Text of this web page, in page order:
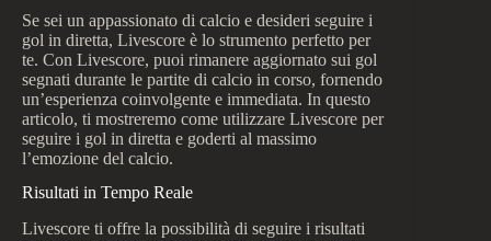
Se sei un appassionato di calcio e desideri seguire i
gol in diretta, Livescore è lo strumento perfetto per
te. Con Livescore, puoi rimanere aggiornato sui gol
segnati durante le partite di calcio in corso, fornendo
un’esperienza coinvolgente e immediata. In questo
articolo, ti mostreremo come utilizzare Livescore per
seguire i gol in diretta e goderti al massimo
l’emozione del calcio.
Risultati in Tempo Reale
Livescore ti offre la possibilità di seguire i risultati